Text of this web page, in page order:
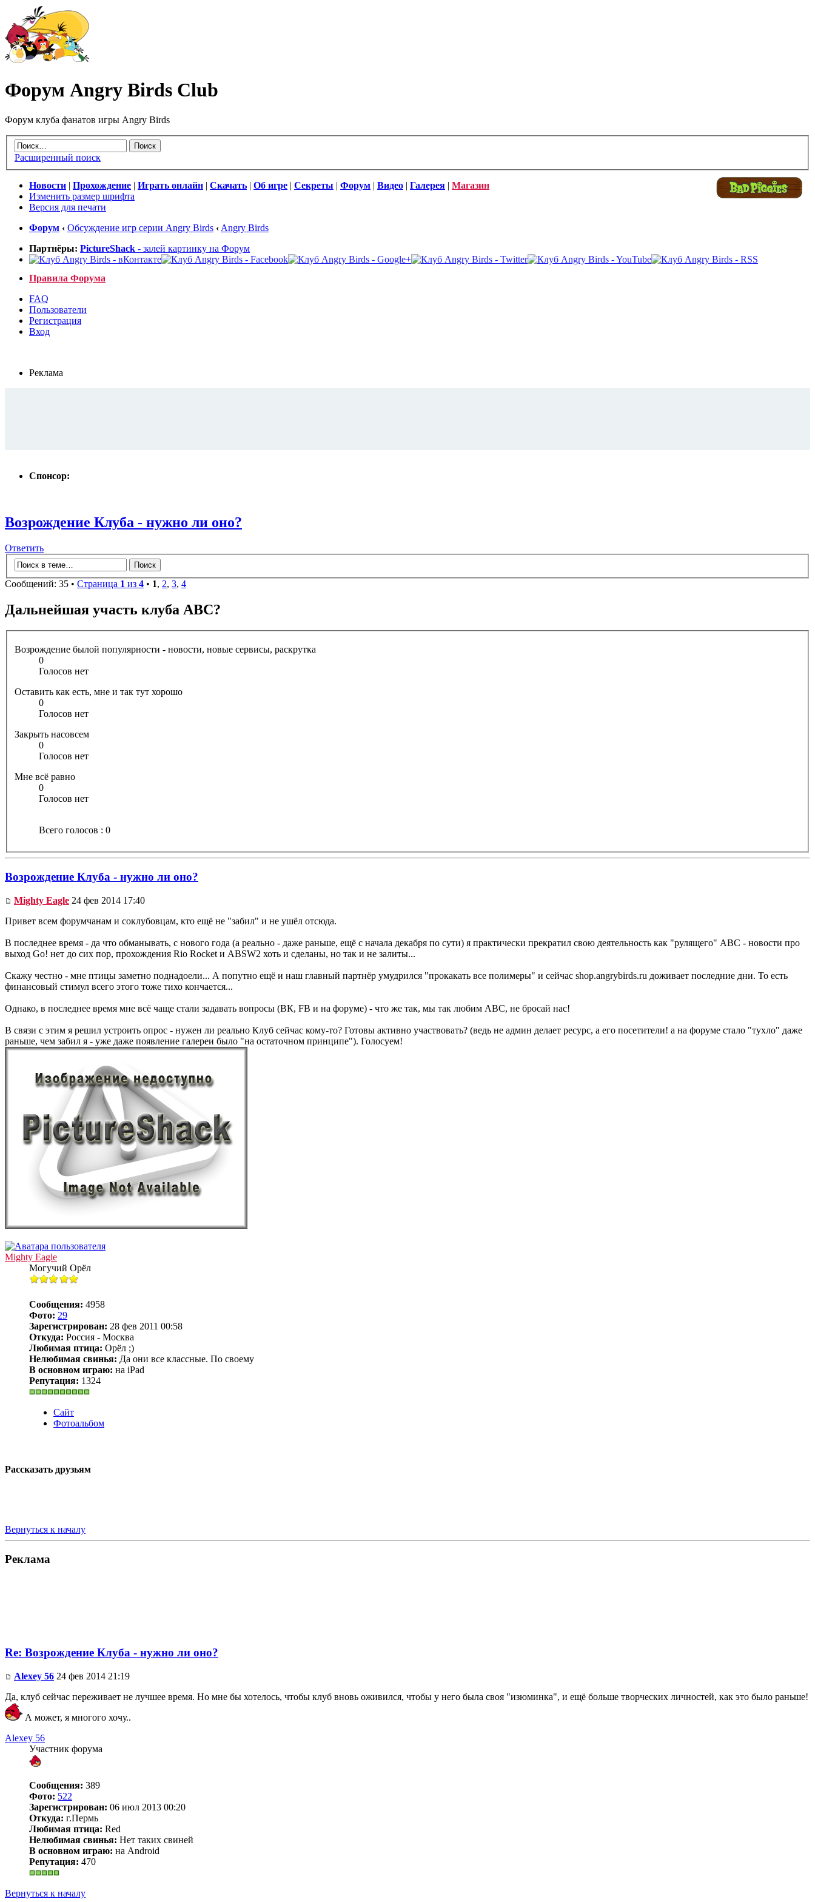
Форум Angry Birds Club
Форум клуба фанатов игры Angry Birds
Расширенный поиск
Новости Прохождение Играть онлайн Скачать Об игре Секреты Форум Видео Галерея
Магазин
Изменить размер шрифта
Версия для печати
Форум ‹ Обсуждение игр серии Angry Birds ‹Angry Birds
Партнёры: PictureShack - залей картинку на Форум
Правила Форума
FAQ
Пользователи
Регистрация
Вход
Реклама
Спонсор:
Возрождение Клуба - нужно ли оно?
Ответить
Сообщений: 35 • Страница 1 из 4 • 1, 2, 3, 4
Дальнейшая участь клуба ABC?
Возрождение былой популярности - новости, новые сервисы, раскрутка
0
Голосов нет
Оставить как есть, мне и так тут хорошо
0
Голосов нет
Закрыть насовсем
0
Голосов нет
Мне всё равно
0
Голосов нет
Всего голосов : 0
Возрождение Клуба - нужно ли оно?
Mighty Eagle 24 фев 2014 17:40
Привет всем форумчанам и соклубовцам, кто ещё не "забил" и не ушёл отсюда.
В последнее время - да что обманывать, с нового года (а реально - даже раньше, ещё с начала декабря по сути) я практически прекратил свою деятельность как "рулящего" ABC - новости про
выход Go! нет до сих пор, прохождения Rio Rocket и ABSW2 хоть и сделаны, но так и не залиты...
Скажу честно - мне птицы заметно поднадоели... А попутно ещё и наш главный партнёр умудрился "прокакать все полимеры" и сейчас shop.angrybirds.ru доживает последние дни. То есть
финансовый стимул всего этого тоже тихо кончается...
Однако, в последнее время мне всё чаще стали задавать вопросы (ВК, FB и на форуме) - что же так, мы так любим ABC, не бросай нас!
В связи с этим я решил устроить опрос - нужен ли реально Клуб сейчас кому-то? Готовы активно участвовать? (ведь не админ делает ресурс, а его посетители! а на форуме стало "тухло" даже
раньше, чем забил я - уже даже появление галереи было "на остаточном принципе"). Голосуем!
Mighty Eagle
Могучий Орёл
Сообщения: 4958
Фото: 29
Зарегистрирован: 28 фев 2011 00:58
Откуда: Россия - Москва
Любимая птица: Орёл ;)
Нелюбимая свинья: Да они все классные. По своему
В основном играю: на iPad
Репутация: 1324
Сайт
Фотоальбом
Рассказать друзьям
Вернуться к началу
Реклама
Re: Возрождение Клуба - нужно ли оно?
Alexey 56 24 фев 2014 21:19
Да, клуб сейчас переживает не лучшее время. Но мне бы хотелось, чтобы клуб вновь оживился, чтобы у него была своя "изюминка", и ещё больше творческих личностей, как это было раньше!
А может, я многого хочу..
Alexey 56
Участник форума
Сообщения: 389
Фото: 522
Зарегистрирован: 06 июл 2013 00:20
Откуда: г.Пермь
Любимая птица: Red
Нелюбимая свинья: Нет таких свиней
В основном играю: на Android
Репутация: 470
Вернуться к началу